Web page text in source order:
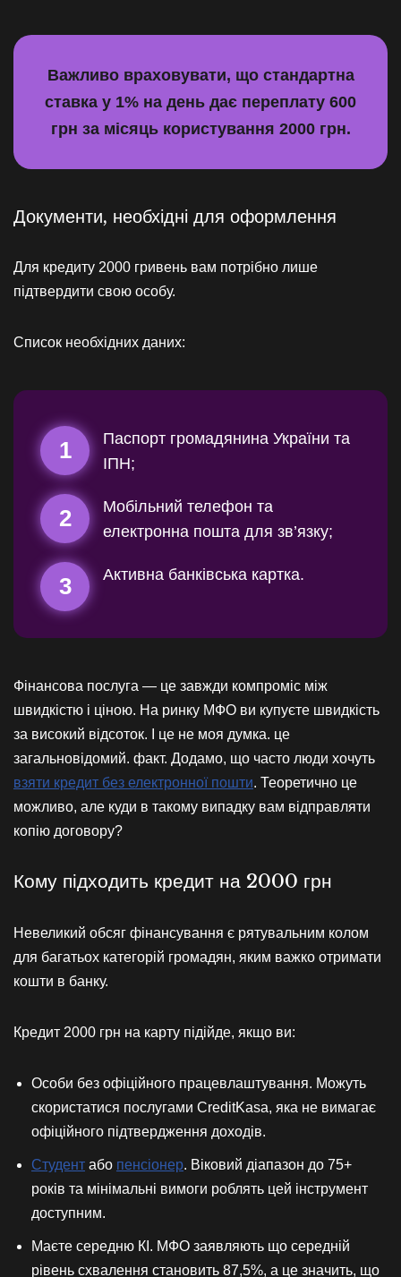
Важливо враховувати, що стандартна
ставка у 1% на день дає переплату 600
грн за місяць користування 2000 грн.
Документи, необхідні для оформлення
Для кредиту 2000 гривень вам потрібно лише
підтвердити свою особу.
Список необхідних даних:
1
Паспорт громадянина України та
ІПН;
2
Мобільний телефон та
електронна пошта для зв’язку;
3 Активна банківська картка.
Фінансова послуга — це завжди компроміс між
швидкістю і ціною. На ринку МФО ви купуєте швидкість
за високий відсоток. І це не моя думка. це
загальновідомий. факт. Додамо, що часто люди хочуть
взяти кредит без електронної пошти. Теоретично це
можливо, але куди в такому випадку вам відправляти
копію договору?
Кому підходить кредит на 2000 грн
Невеликий обсяг фінансування є рятувальним колом
для багатьох категорій громадян, яким важко отримати
кошти в банку.
Кредит 2000 грн на карту підійде, якщо ви:
Особи без офіційного працевлаштування. Можуть
скористатися послугами CreditKasa, яка не вимагає
офіційного підтвердження доходів.
Студент або пенсіонер. Віковий діапазон до 75+
років та мінімальні вимоги роблять цей інструмент
доступним.
Маєте середню КІ. МФО заявляють що середній
рівень схвалення становить 87,5%, а це значить, що